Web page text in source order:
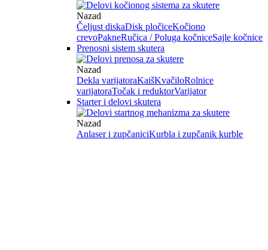
Nazad
Čeljust diskaDisk pločiceKočiono
crevoPakneRučica / Poluga kočniceSajle kočnice
Prenosni sistem skutera
Nazad
Dekla varijatoraKaišKvačiloRolnice
varijatoraTočak i reduktorVarijator
Starter i delovi skutera
Nazad
Anlaser i zupčaniciKurbla i zupčanik kurble